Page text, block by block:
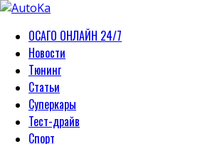
ОСАГО ОНЛАЙН 24/7
Новости
Тюнинг
Статьи
Суперкары
Тест-драйв
Спорт